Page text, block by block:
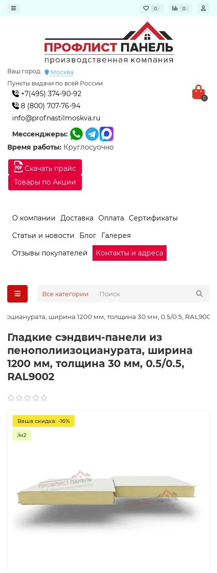
0 0
Скачать прайс
Товары по Акции
Ваш город:
Москва
Пункты выдачи по всей России
+7(495) 374-90-92
8 (800) 707-76-94
info@profnastilmoskva.ru
Мессенджеры:
Время работы: Круглосуочно
0
О компании Доставка Оплата
Сертификаты
Статьи и новости
Блог
Галерея
Отзывы покупателей
Контакты и адреса
Все категории
ширина 1200 мм, толщина 30 мм, 0.5/0.5, RAL9002
Гладкие сэндвич-панели из
пенополиизоцианурата, ширина
1200 мм, толщина 30 мм, 0.5/0.5,
RAL9002
Ваша скидка: -16%
/м2